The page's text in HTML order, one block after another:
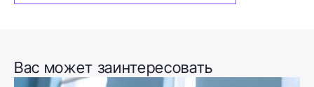
Вас может заинтересовать